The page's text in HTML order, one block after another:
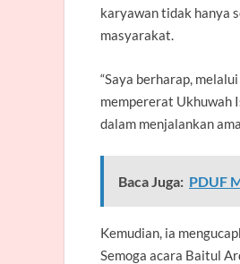
karyawan tidak hanya
masyarakat.
“Saya berharap,
mempererat Ukhuwah
dalam menjalankan
Baca Juga: PDUF
Kemudian, ia
Semoga acara Baitul